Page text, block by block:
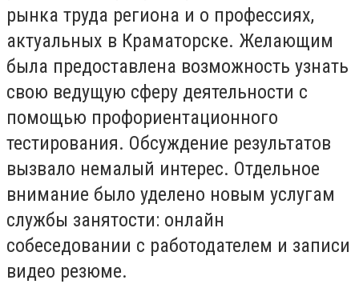
рынка труда региона и о профессиях,
актуальных в Краматорске. Желающим
была предоставлена возможность узнать
свою ведущую сферу деятельности с
помощью профориентационного
тестирования. Обсуждение результатов
вызвало немалый интерес. Отдельное
внимание было уделено новым услугам
службы занятости: онлайн
собеседовании с работодателем и записи
видео резюме.